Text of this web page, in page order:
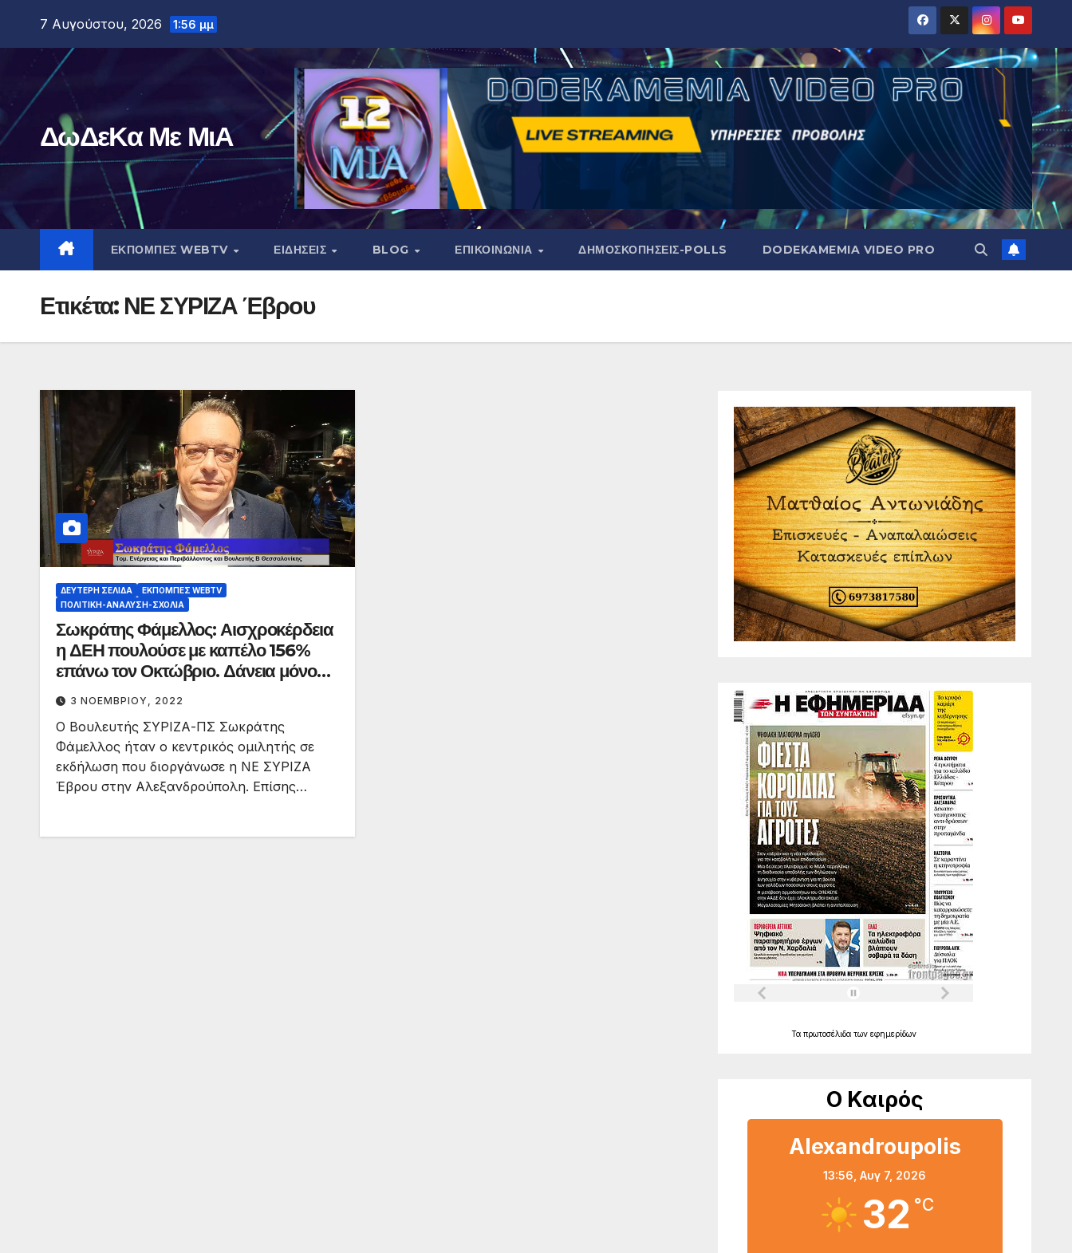
περιεχόμενο
7 Αυγούστου, 2026 1:56 μμ
ΔωΔεΚα Με ΜιΑ
ΕΚΠΟΜΠΕΣ WEBTV ΕΙΔΗΣΕΙΣ BLOG ΕΠΙΚΟΙΝΩΝΙΑ ΔΗΜΟΣΚΟΠΉΣΕΙΣ-POLLS DODEKAMEMIA VIDEO PRO
Ετικέτα: ΝΕ ΣΥΡΙΖΑ Έβρου
ΔΕΎΤΕΡΗ ΣΕΛΊΔΑ
ΕΚΠΟΜΠΈΣ WEBTV
ΠΟΛΙΤΙΚΉ-ΑΝΆΛΥΣΗ-ΣΧΌΛΙΑ
Σωκράτης Φάμελλος: Αισχροκέρδεια
η ΔΕΗ πουλούσε με καπέλο 156%
επάνω τον Οκτώβριο. Δάνεια μόνο
στους κολλητούς, τύπου Πάτση.
3 ΝΟΕΜΒΡΊΟΥ, 2022
Ο Βουλευτής ΣΥΡΙΖΑ-ΠΣ Σωκράτης
Φάμελλος ήταν ο κεντρικός ομιλητής σε
εκδήλωση που διοργάνωσε η ΝΕ ΣΥΡΙΖΑ
Έβρου στην Αλεξανδρούπολη. Επίσης…
Τα πρωτοσέλιδα των εφημερίδων
Ο Καιρός
Alexandroupolis
13:56,Αυγ 7, 2026
32 °C